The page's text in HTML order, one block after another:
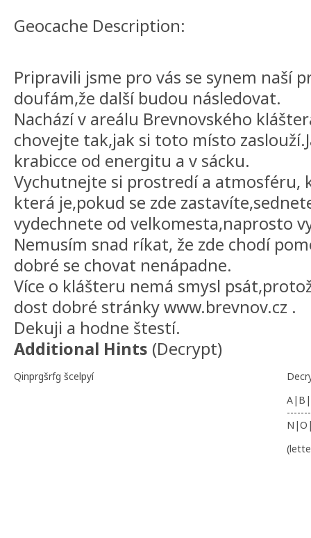
Geocache Description:
Pripravili jsme pro vás se synem naší
doufám,že další budou následovat.
Nachází v areálu Brevnovského
chovejte tak,jak si toto místo
krabicce od energitu a v sácku.
Vychutnejte si prostredí a atmosféru,
která je,pokud se zde
vydechnete od velkomesta,naprosto
Nemusím snad ríkat, že zde chodí
dobré se chovat nenápadne.
Více o klášteru nemá smysl
dost dobré stránky www.brevnov.cz .
Dekuji a hodne štestí.
Additional Hints (Decrypt)
Qinprgšrfg šcelpyí